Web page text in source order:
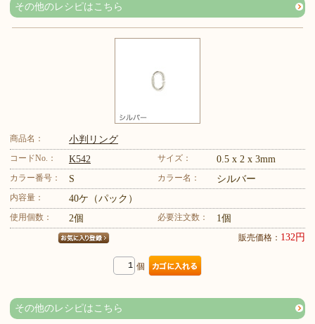
その他のレシピはこちら
商品名： 小判リング
コードNo.： K542 サイズ： 0.5 x 2 x 3mm
カラー番号： S カラー名： シルバー
内容量： 40ケ（パック）
使用個数： 2個 必要注文数： 1個
販売価格： 132円
個
その他のレシピはこちら